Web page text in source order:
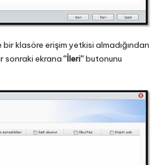
bir klasöre erişim yetkisi almadığından
sonraki ekrana“İleri”butonunu